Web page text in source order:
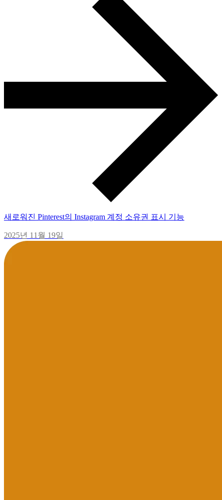
새로워진 Pinterest의 Instagram 계정 소유권 표시 기능
2025년 11월 19일